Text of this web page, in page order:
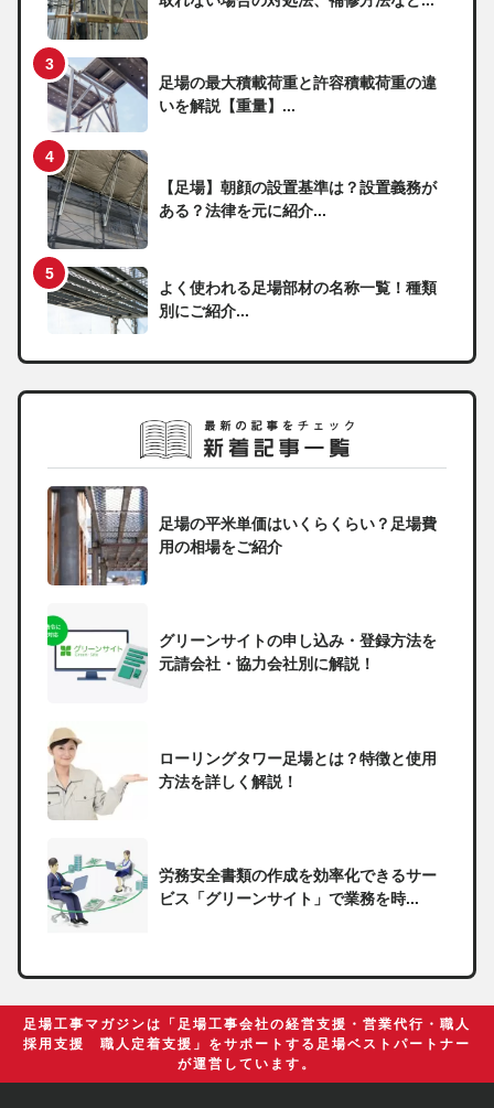
足場の最大積載荷重と許容積載荷重の違
いを解説【重量】...
【足場】朝顔の設置基準は？設置義務が
ある？法律を元に紹介...
よく使われる足場部材の名称一覧！種類
別にご紹介...
足場の平米単価はいくらくらい？足場費
用の相場をご紹介
グリーンサイトの申し込み・登録方法を
元請会社・協力会社別に解説！
ローリングタワー足場とは？特徴と使用
方法を詳しく解説！
労務安全書類の作成を効率化できるサー
ビス「グリーンサイト」で業務を時...
届いたらどうしたらいい？
足場工事マガジンは「足場工事会社の経営支援・営業代行・職人
採用支援 職人定着支援」をサポートする足場ベストパートナー
が運営しています。